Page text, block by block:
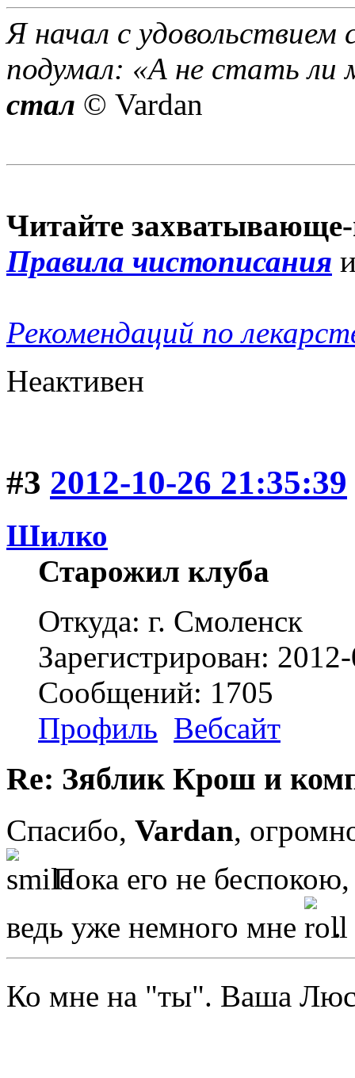
Я начал с
подумал: «А не стать ли
стал © Vardan
Читайте
Правила чистописания
Рекомендаций по
Неактивен
#3 2012-10-26 21:35:39
Шилко
Старожил клуба
Откуда: г. Смоленск
Зарегистрирован:
Сообщений: 1705
Профиль Вебсайт
Re: Зяблик Крош и
Спасибо, Vardan,
Пока его не беспокою,
ведь уже немного мне
.
Ко мне на "ты". Ваша